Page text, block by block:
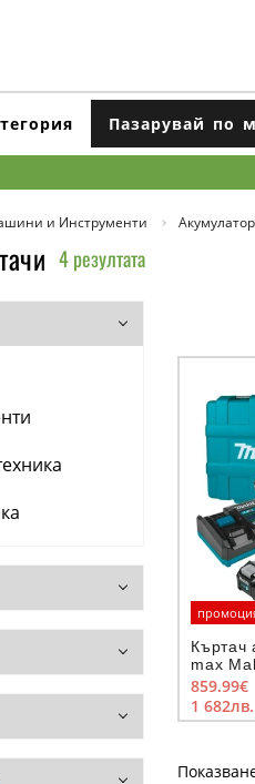
Пазарувай по
и Инструменти
4 резултата
Къртач
max
40V,
859.99€
1 682лв.